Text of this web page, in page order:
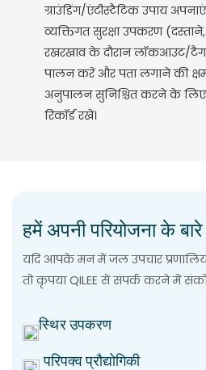
ग्राउंडिंग/एंटीस्टैटिक उपाय
व्यक्तिगत सुरक्षा उपकरण
रखरखाव के दौरान लॉकआउट/
पालन करें और पता लगाने की
अनुपालन सुनिश्चित करने के
रिकॉर्ड रखें।
हमें अपनी परियोजना के
यदि आपके मन में जल उपचार
तो कृपया QILEE से संपर्क करने में
स्थिर उपकरण
परिपक्व प्रौद्योगिकी